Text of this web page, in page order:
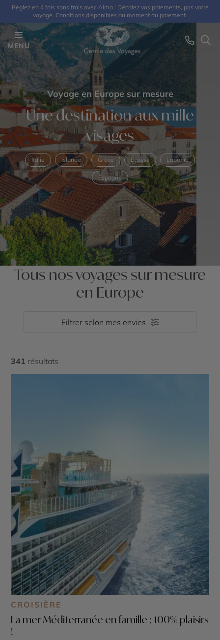
Réglez en 4 fois sans frais avec Alma : Décalez vos paiements, pas votre
voyage. Conditions disponibles au moment du paiement.
MENU
Voyage en Europe sur mesure
Une destination aux mille
visages
Italie Islande Grèce Ecosse Laponie
Espagne
Tous nos voyages sur mesure
en Europe
Filtrer selon mes envies
341 résultats
CROISIÈRE
La mer Méditerranée en famille : 100% plaisirs
!